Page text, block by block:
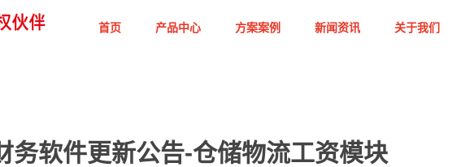
首页 产品中心 方案案例 新闻资讯 关于我们
务软件更新公告-仓储物流工资模块